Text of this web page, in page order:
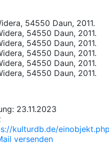
54550 Daun, 2011.
54550 Daun, 2011.
54550 Daun, 2011.
54550 Daun, 2011.
54550 Daun, 2011.
54550 Daun, 2011.
23.11.2023
kulturdb.de/
versenden